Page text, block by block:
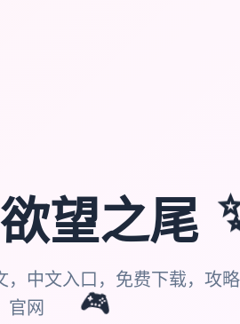
🎮
欲望之尾
，中文入口，免费下载，攻
官网